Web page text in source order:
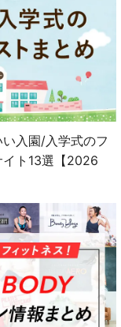
い入園/入学式のフ
イト13選【2026